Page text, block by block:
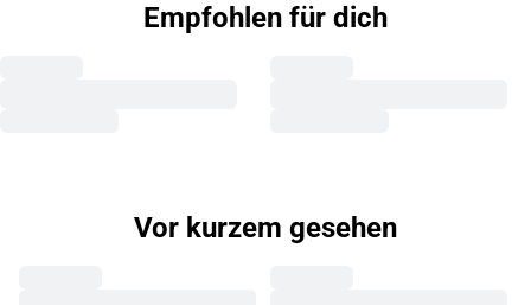
Empfohlen für dich
Vor kurzem gesehen